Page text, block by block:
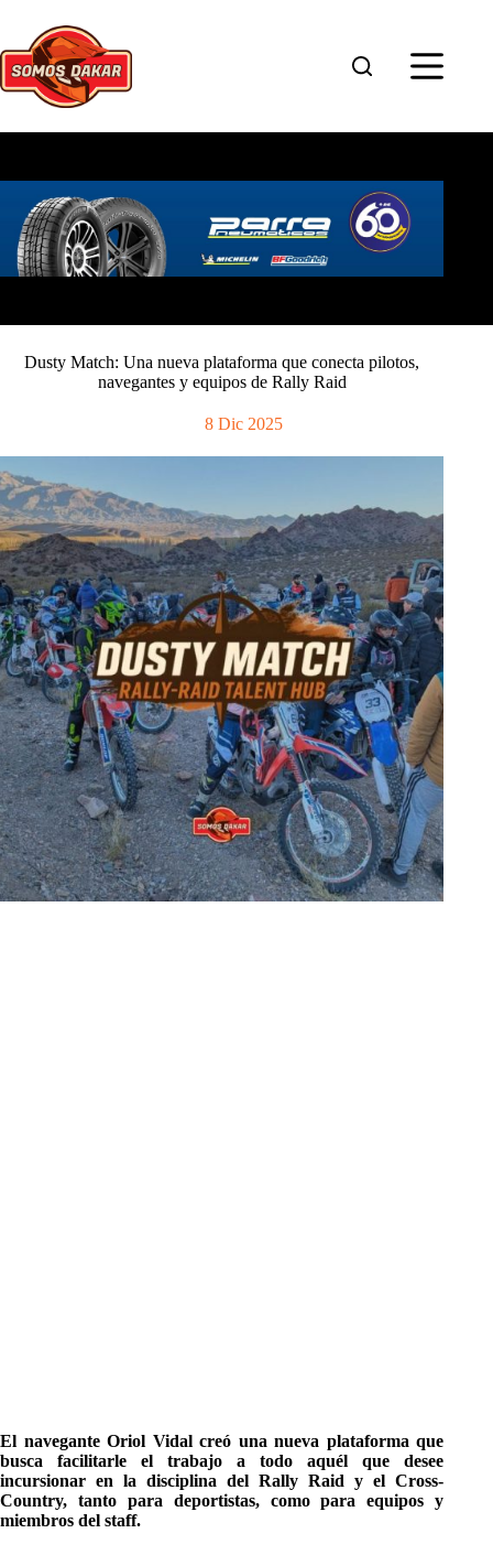
contenido
Dusty Match: Una nueva plataforma que conecta pilotos,
navegantes y equipos de Rally Raid
8 Dic 2025
El navegante Oriol Vidal creó una nueva plataforma que
busca facilitarle el trabajo a todo aquél que desee
incursionar en la disciplina del Rally Raid y el Cross-
Country, tanto para deportistas, como para equipos y
miembros del staff.